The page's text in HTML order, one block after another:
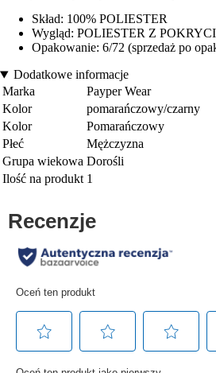
Skład: 100% POLIESTER
Wygląd: POLIESTER Z
Opakowanie: 6/72 (sprzedaż po
Dodatkowe informacje
Marka
Payper Wear
Kolor
pomarańczowy/czarny
Kolor
Pomarańczowy
Płeć
Mężczyzna
Grupa wiekowa Dorośli
Ilość na produkt 1